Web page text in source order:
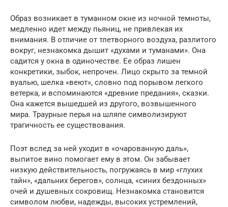
Образ возникает в туманном окне из ночной темноты,
медленно идет между пьяниц, не привлекая их
внимания. В отличие от тлетворного воздуха, разлитого
вокруг, незнакомка дышит «духами и туманами». Она
садится у окна в одиночестве. Ее образ лишен
конкретики, зыбок, непрочен. Лицо скрыто за темной
вуалью, шелка «веют», словно под порывом легкого
ветерка, и вспоминаются «древние предания», сказки.
Она кажется вышедшей из другого, возвышенного
мира. Траурные перья на шляпе символизируют
трагичность ее существования.
Поэт вслед за ней уходит в «очарованную даль»,
выпитое вино помогает ему в этом. Он забывает
низкую действительность, погружаясь в мир «глухих
тайн», «дальних берегов», солнца, «синих бездонных»
очей и душевных сокровищ. Незнакомка становится
символом любви, надежды, высоких устремлений,